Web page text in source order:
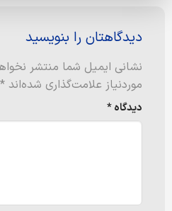
دیدگاهتان را بنویسید
نشانی ایمیل شما منتشر
موردنیاز علامت‌گذاری شده‌اند *
دیدگاه*